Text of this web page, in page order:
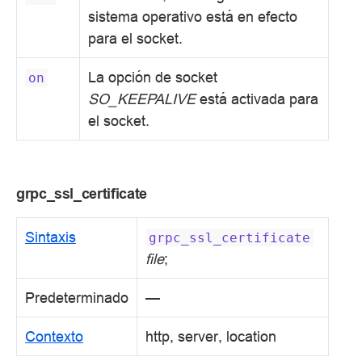
sistema operativo está en efecto
para el socket.
on
La opción de socket
SO_KEEPALIVEestá activada para
el socket.
grpc_ssl_certificate
Sintaxis grpc_ssl_certificate
file;
Predeterminado —
Contexto http, server, location